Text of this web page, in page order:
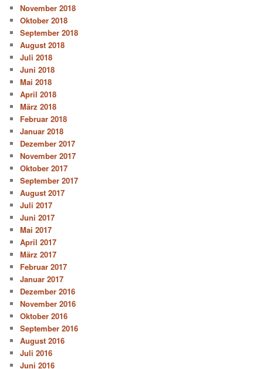
November 2018
Oktober 2018
September 2018
August 2018
Juli 2018
Juni 2018
Mai 2018
April 2018
März 2018
Februar 2018
Januar 2018
Dezember 2017
November 2017
Oktober 2017
September 2017
August 2017
Juli 2017
Juni 2017
Mai 2017
April 2017
März 2017
Februar 2017
Januar 2017
Dezember 2016
November 2016
Oktober 2016
September 2016
August 2016
Juli 2016
Juni 2016